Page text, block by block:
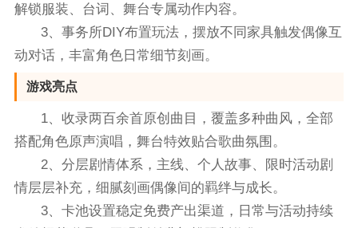
解锁服装、台词、舞台专属动作内容。
3、事务所DIY布置玩法，摆放不同家具触发偶像互
动对话，丰富角色日常细节刻画。
游戏亮点
1、收录两百余首原创曲目，覆盖多种曲风，全部
搭配角色原声演唱，舞台特效贴合歌曲氛围。
2、分层剧情体系，主线、个人故事、限时活动剧
情层层补充，细腻刻画偶像间的羁绊与成长。
3、卡池设置稳定免费产出渠道，日常与活动持续